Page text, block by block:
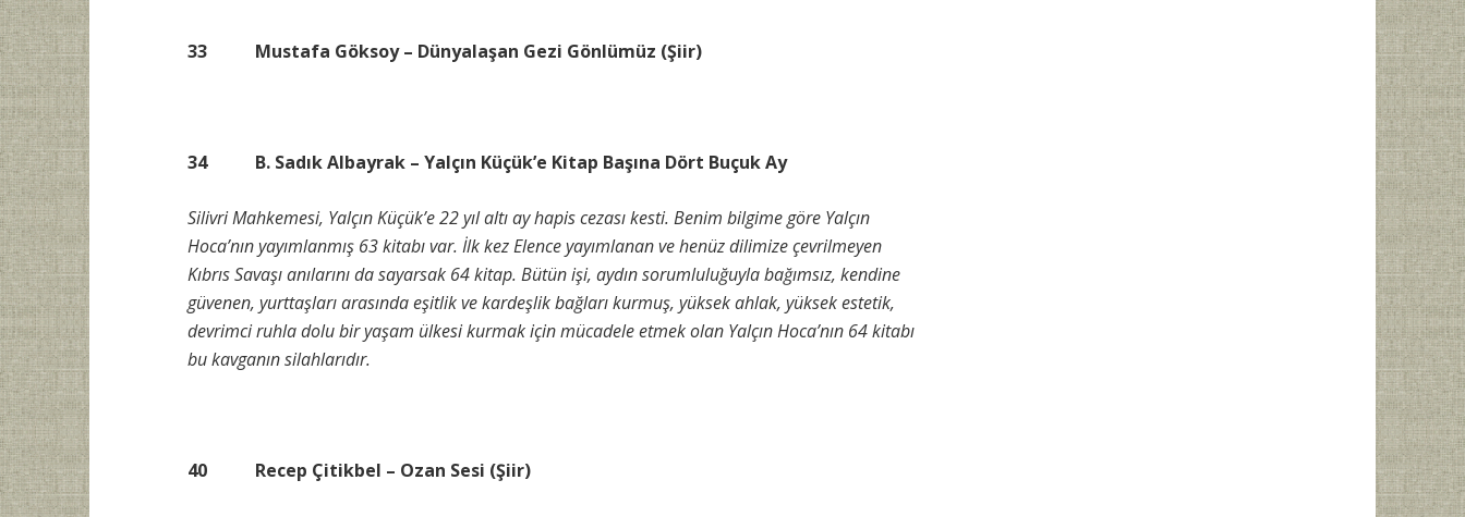
33 Mustafa Göksoy – Dünyalaşan Gezi Gönlümüz (Şiir)
34 B. Sadık Albayrak – Yalçın Küçük’e Kitap Başına Dört Buçuk Ay
Silivri Mahkemesi, Yalçın Küçük’e 22 yıl altı ay hapis cezası kesti. Benim bilgime göre Yalçın
Hoca’nın yayımlanmış 63 kitabı var. İlk kez Elence yayımlanan ve henüz dilimize çevrilmeyen
Kıbrıs Savaşı anılarını da sayarsak 64 kitap. Bütün işi, aydın sorumluluğuyla bağımsız, kendine
güvenen, yurttaşları arasında eşitlik ve kardeşlik bağları kurmuş, yüksek ahlak, yüksek estetik,
devrimci ruhla dolu bir yaşam ülkesi kurmak için mücadele etmek olan Yalçın Hoca’nın 64 kitabı
bu kavganın silahlarıdır.
40 Recep Çitikbel – Ozan Sesi (Şiir)